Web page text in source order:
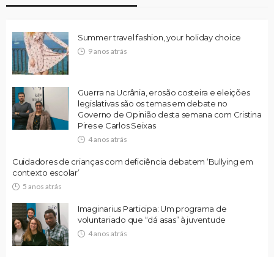
Summer travel fashion, your holiday choice
9 anos atrás
Guerra na Ucrânia, erosão costeira e eleições
legislativas são os temas em debate no
Governo de Opinião desta semana com Cristina
Pires e Carlos Seixas
4 anos atrás
Cuidadores de crianças com deficiência debatem ‘Bullying em
contexto escolar’
5 anos atrás
Imaginarius Participa: Um programa de
voluntariado que “dá asas” à juventude
4 anos atrás